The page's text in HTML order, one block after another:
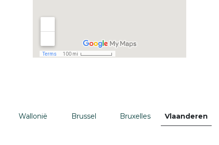
Wallonië Brussel Bruxelles Vlaanderen